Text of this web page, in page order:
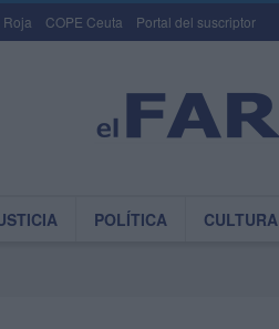
Roja COPE Ceuta Portal del suscriptor
POLÍTICA CULTURA